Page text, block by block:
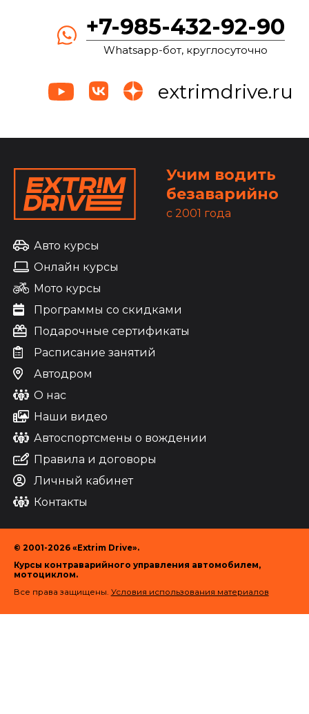
+7-985-432-92-90
Whatsapp-бот, круглосуточно
extrimdrive.ru
Учим водить
безаварийно
c 2001 года
Авто курсы
Онлайн курсы
Мото курсы
Программы со скидками
Подарочные сертификаты
Расписание занятий
Автодром
О нас
Наши видео
Автоспортсмены о вождении
Правила и договоры
Личный кабинет
Контакты
© 2001-2026 «Extrim Drive».
Курсы контраварийного управления автомобилем,
мотоциклом.
Все права защищены. Условия использования материалов